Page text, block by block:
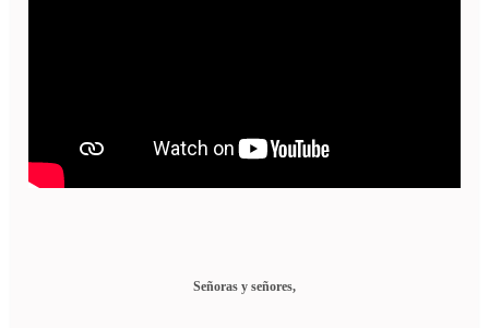
Señoras y señores,